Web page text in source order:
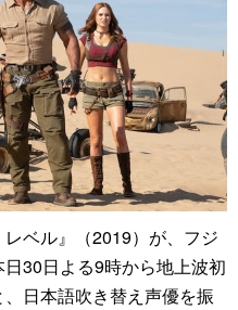
ベル』（2019）が、フジ
30日よる9時から地上波初
日本語吹き替え声優を振